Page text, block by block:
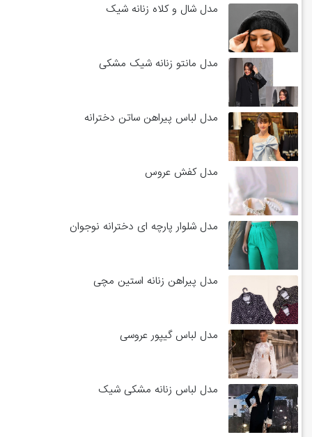
مدل شال و کلاه زنانه شیک
مدل مانتو زنانه شیک مشکی
مدل لباس پیراهن ساتن دخترانه
مدل کفش عروس
مدل شلوار پارچه ای دخترانه نوجوان
مدل پیراهن زنانه استین مچی
مدل لباس گیپور عروسی
مدل لباس زنانه مشکی شیک